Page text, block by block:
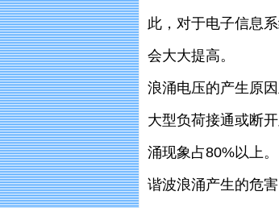
此，对于电子信息
会大大提高。
浪涌电压的产生原
大型负荷接通或断
涌现象占80%以上。
谐波浪涌产生的危害